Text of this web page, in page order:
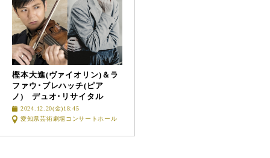
樫本大進(ヴァイオリン)＆ ラ
ファウ･ブレハッチ(ピア
ノ) デュオ･リサイタル
2024.12.20(金)18:45
愛知県芸術劇場コンサートホール